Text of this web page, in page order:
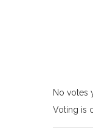
No votes
Voting is